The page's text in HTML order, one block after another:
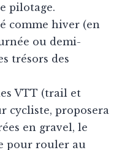
pilotage.
comme hiver (en
ou demi-
trésors des
VTT (trail et
cycliste, proposera
en gravel, le
pour rouler au